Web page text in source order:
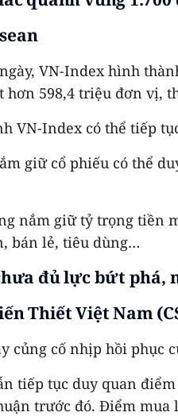
VN-Index hình
hơn 598,4 triệu đơn vị,
VN-Index có thể tiếp
giữ cổ phiếu có thể
nắm giữ tỷ trọng tiền
bán lẻ, tiêu dùng…
đủ lực bứt phá,
Thiết Việt Nam
củng cố nhịp hồi phục
tiếp tục duy quan
trước đó. Điểm